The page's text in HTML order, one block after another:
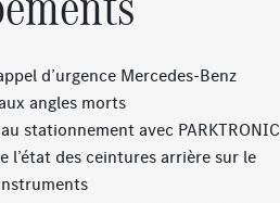
d’urgence Mercedes-Benz
angles morts
stationnement avec PARKTRONIC
l’état des ceintures arrière sur le